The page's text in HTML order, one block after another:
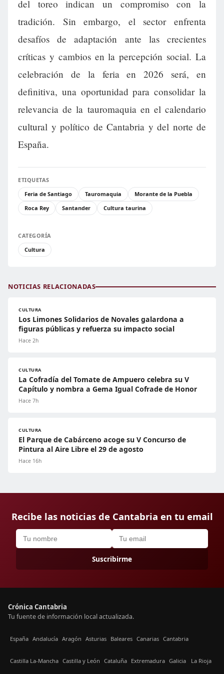
del toreo indican un compromiso con la
tradición. Sin embargo, el sector enfrenta
desafíos de adaptación ante las crecientes
críticas y cambios en la percepción social. La
celebración de la feria en 2026 será, en
definitiva, una oportunidad para consolidar la
relevancia de la tauromaquia en el calendario
cultural y político de Cantabria y del norte de
España.
ETIQUETAS
Feria de Santiago
Tauromaquia
Morante de la Puebla
Roca Rey
Santander Cultura taurina
CATEGORÍA
Cultura
NOTICIAS RELACIONADAS
CULTURA
Los Limones Solidarios de Novales galardona a
figuras públicas y refuerza su impacto social
Hace 2h
CULTURA
La Cofradía del Tomate de Ampuero celebra su V
Capítulo y nombra a Gema Igual Cofrade de Honor
Hace 7h
CULTURA
El Parque de Cabárceno acoge su V Concurso de
Pintura al Aire Libre el 29 de agosto
Hace 16h
Recibe las noticias de Cantabria en tu email
Suscribirme
Crónica Cantabria
Tu fuente de información local actualizada.
España Andalucía Aragón Asturias Baleares Canarias Cantabria
Castilla La-Mancha Castilla y León Cataluña Extremadura Galicia La Rioja